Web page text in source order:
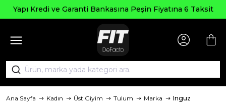
Bankasına Peşin Fiyatına 6 Taksit
Ana Sayfa Kadın Üst Giyim Tulum Marka Inguz